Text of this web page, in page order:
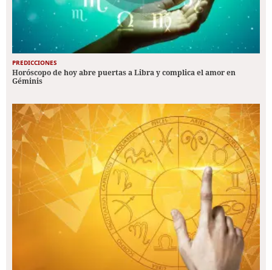
PREDICCIONES
Horóscopo de hoy abre puertas a Libra y complica el amor en
Géminis